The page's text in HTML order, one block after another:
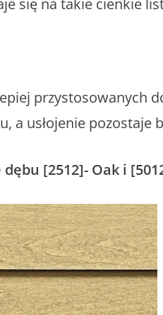
przystosowanych
a usłojenie pozostaje
[2512]- Oak i